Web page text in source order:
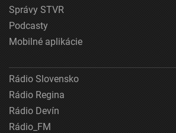
Správy STVR
Podcasty
Mobilné aplikácie
Rádio Slovensko
Rádio Regina
Rádio Devín
Rádio_FM